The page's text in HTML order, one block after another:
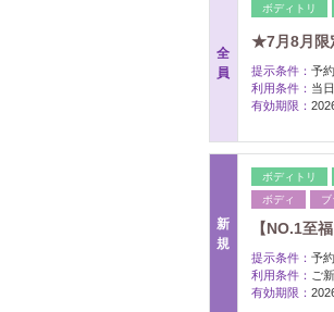
全
員
ボディトリ
★7月8月限
提示条件： 予
利用条件： 当
有効期限：
新
規
ボディトリ
ボディ
【NO.1至
提示条件： 予
利用条件： ご
有効期限：